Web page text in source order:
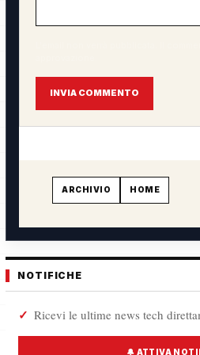
INVIA COMMENTO
ARCHIVIO HOME
NOTIFICHE
Ricevi le ultime news tech
🔔 ATTIVA